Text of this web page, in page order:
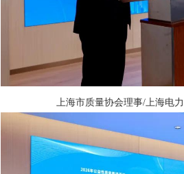
上海市质量协会理事/上海电